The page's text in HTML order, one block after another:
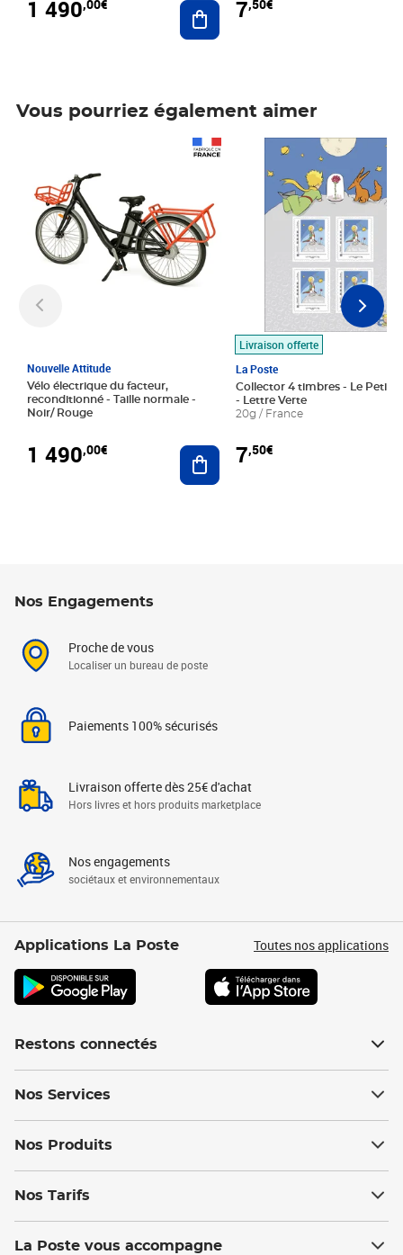
1 490,00€ Ajouter au panier
7,50€
Vous pourriez également aimer
Nouvelle Attitude
Vélo électrique du facteur,
reconditionné - Taille normale -
Noir/ Rouge
1 490,00€ Ajouter au panier
Livraison offerte
La Poste
Collector 4 timbres - Le Petit
- Lettre Verte
20g / France
7,50€
Prix 7,50€
Nos Engagements
Proche de vous
Localiser un bureau de poste
Paiements 100% sécurisés
Livraison offerte dès 25€ d'achat
Hors livres et hors produits marketplace
Nos engagements
sociétaux et environnementaux
Applications La Poste Toutes nos applications
Restons connectés
Nos Services
Nos Produits
Nos Tarifs
La Poste vous accompagne